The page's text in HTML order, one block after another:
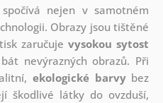
nejen v samotném
Obrazy jsou tištěné
zaručuje vysokou sytost
nevýrazných obrazů. Při
ekologické barvybez
škodlivé látky do ovzduší,